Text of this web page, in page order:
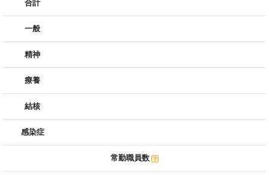
合計
一般
精神
療養
結核
感染症
常勤職員数